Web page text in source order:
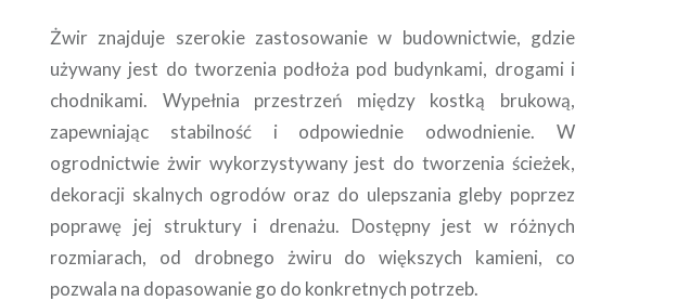
Żwir znajduje szerokie zastosowanie w budownictwie, gdzie
używany jest do tworzenia podłoża pod budynkami, drogami i
chodnikami. Wypełnia przestrzeń między kostką brukową,
zapewniając stabilność i odpowiednie odwodnienie. W
ogrodnictwie żwir wykorzystywany jest do tworzenia ścieżek,
dekoracji skalnych ogrodów oraz do ulepszania gleby poprzez
poprawę jej struktury i drenażu. Dostępny jest w różnych
rozmiarach, od drobnego żwiru do większych kamieni, co
pozwala na dopasowanie go do konkretnych potrzeb.